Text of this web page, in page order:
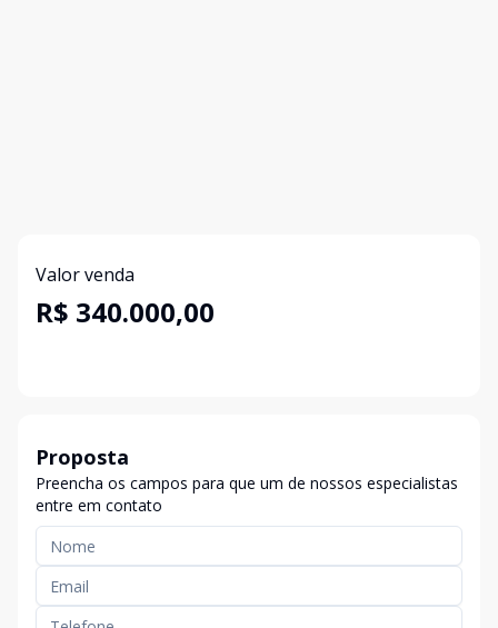
Valor venda
R$ 340.000,00
Proposta
Preencha os campos para que um de nossos especialistas
entre em contato